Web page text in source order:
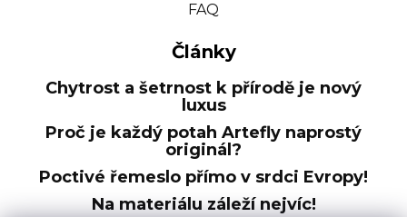
FAQ
Články
Chytrost a šetrnost k přírodě je nový
luxus
Proč je každý potah Artefly naprostý
originál?
Poctivé řemeslo přímo v srdci Evropy!
Na materiálu záleží nejvíc!